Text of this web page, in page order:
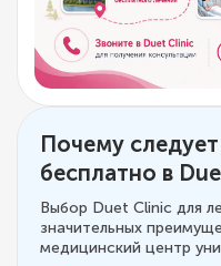
Почему
бесплатно в
Выбор Duet Clinic для
значительных
медицинский центр